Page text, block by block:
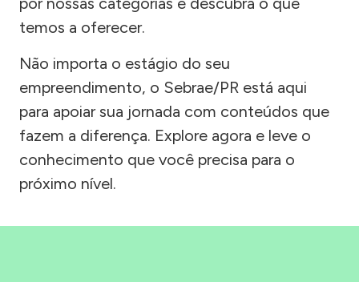
temos a oferecer.
Não importa o estágio do seu
empreendimento, o Sebrae/PR está aqui
para apoiar sua jornada com conteúdos que
fazem a diferença. Explore agora e leve o
conhecimento que você precisa para o
próximo nível.